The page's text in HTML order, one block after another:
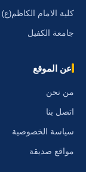
كلية الامام الكاظم(ع)
جامعة الكفيل
عن الموقع
من نحن
اتصل بنا
سياسة الخصوصية
مواقع صديقة